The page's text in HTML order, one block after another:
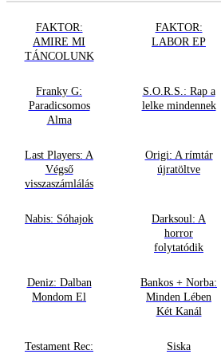
FAKTOR:
AMIRE MI
TÁNCOLUNK
FAKTOR:
LABOR EP
Franky G:
Paradicsomos
Alma
S.O.R.S.: Rap a
lelke mindennek
Last Players: A
Végső
visszaszámlálás
Origi: A rímtár
újratöltve
Nabis: Sóhajok
Darksoul: A
horror
folytatódik
Deniz: Dalban
Mondom El
Bankos + Norba:
Minden Lében
Két Kanál
Testament Rec:
Siska